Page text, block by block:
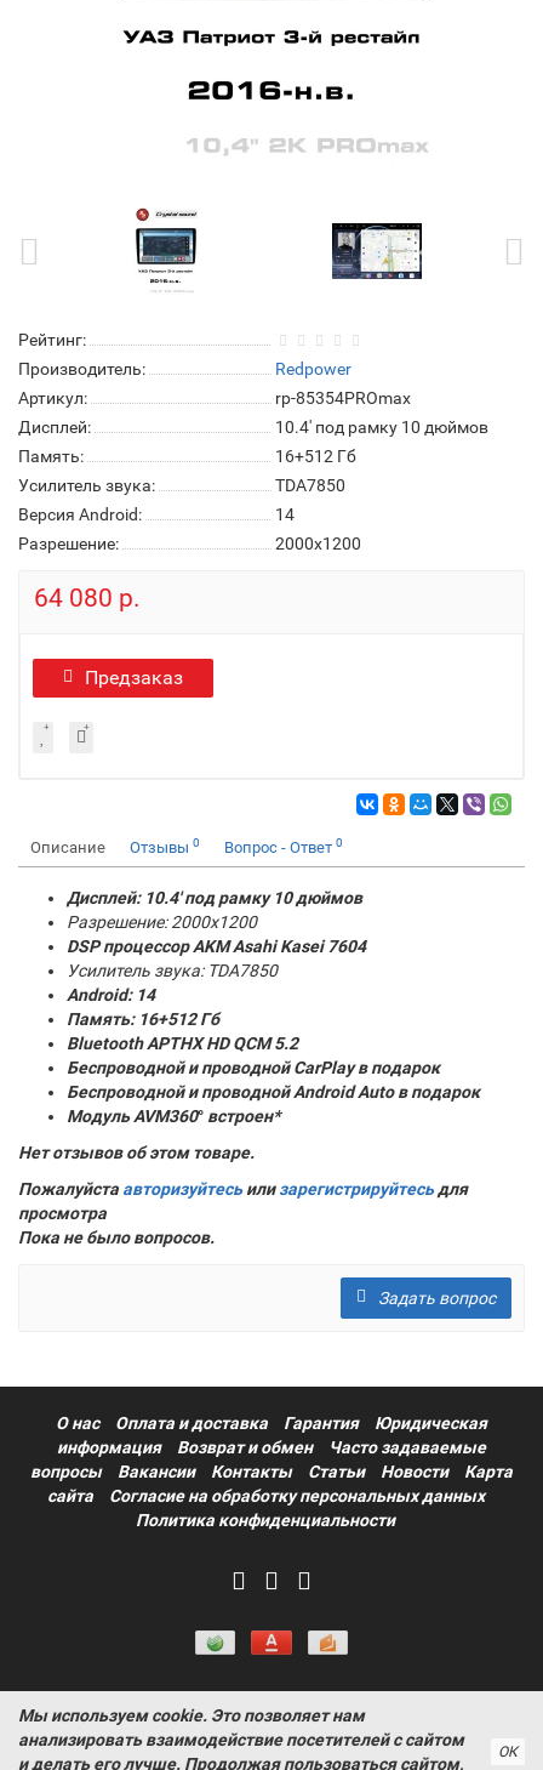
Рейтинг:
Производитель:
Redpower
Артикул:
rp-85354PROmax
Дисплей:
10.4' под рамку 10 дюймов
Память:
16+512 Гб
Усилитель звука:
TDA7850
Версия Android:
14
Разрешение:
2000x1200
64 080 р.
Предзаказ
Описание Отзывы 0 Вопрос - Ответ 0
Дисплей: 10.4' под рамку 10 дюймов
Разрешение: 2000x1200
DSP процессор AKM Asahi Kasei 7604
Усилитель звука: TDA7850
Android: 14
Память: 16+512 Гб
Bluetooth APTHX HD QCM 5.2
Беспроводной и проводной CarPlay в подарок
Беспроводной и проводной Android Auto в подарок
Модуль AVM360° встроен*
Нет отзывов об этом товаре.
Пожалуйста авторизуйтесьилизарегистрируйтесьдля
просмотра
Пока не было вопросов.
Задать вопрос
О нас Оплата и доставка Гарантия
Юридическая
информация
Возврат и обмен
Часто задаваемые
вопросы
Вакансии Контакты Статьи Новости
Карта
сайта
Согласие на обработку персональных данных
Политика конфиденциальности
Информация на сайте носит ознакомительный характер и не
является публичной офертой, определяемой положениями
статьи 437 Гражданского кодекса РФ ProtectAuto © 2011-
Мы используем cookie. Это позволяет нам
анализировать взаимодействие посетителей с сайтом
и делать его лучше. Продолжая пользоваться сайтом,
ОК